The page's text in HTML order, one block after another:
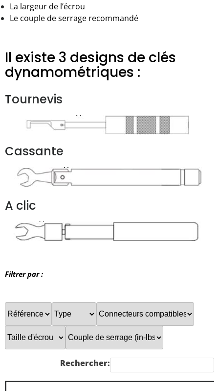
La largeur de l’écrou
Le couple de serrage recommandé
Il existe 3 designs de clés
dynamométriques :
Tournevis
Cassante
A clic
Filtrer par :
Rechercher: